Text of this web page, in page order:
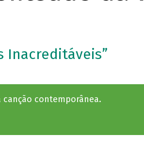
Inacreditáveis”
contemporânea.